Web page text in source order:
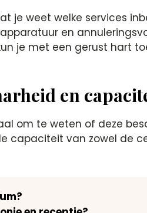
je weet welke services
en
je met een gerust hart
en
om te weten of deze
capaciteit van zowel de